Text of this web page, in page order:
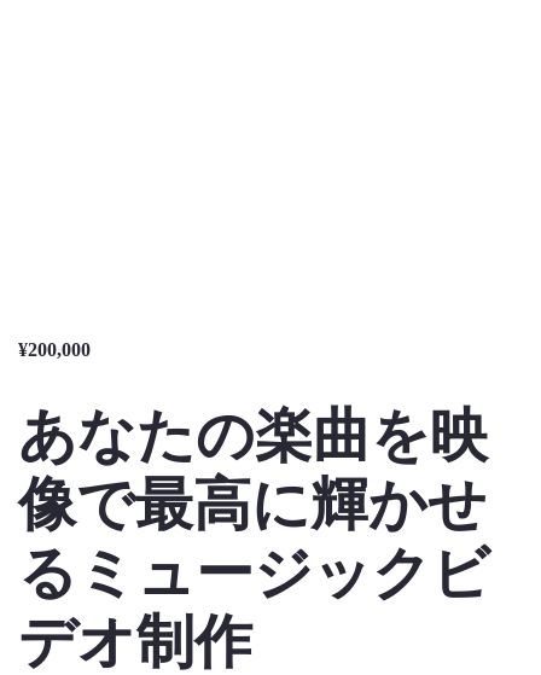
¥200,000
あなたの楽曲を映
像で最高に輝かせ
るミュージックビ
デオ制作